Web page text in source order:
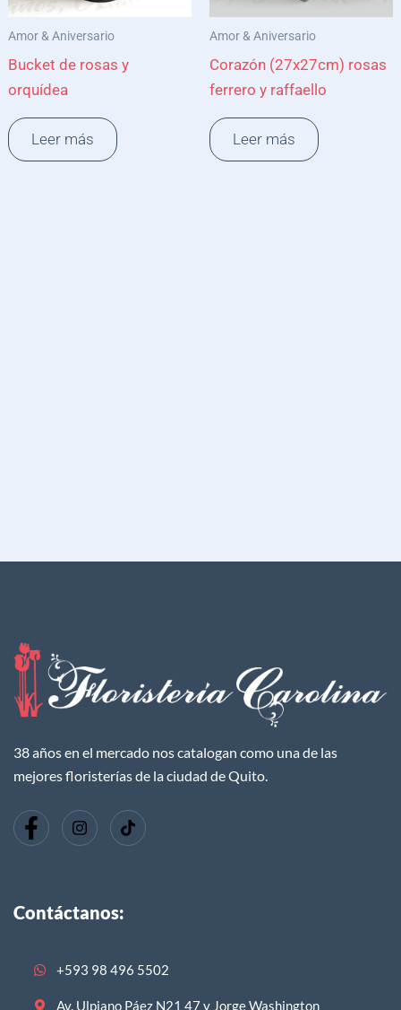
Amor & Aniversario
Bucket de rosas y
orquídea
Leer más
Amor & Aniversario
Corazón (27x27cm) rosas
ferrero y raffaello
Leer más
38 años en el mercado nos catalogan como una de las
mejores floristerías de la ciudad de Quito.
Contáctanos:
+593 98 496 5502
Av. Ulpiano Páez N21 47 y Jorge Washington